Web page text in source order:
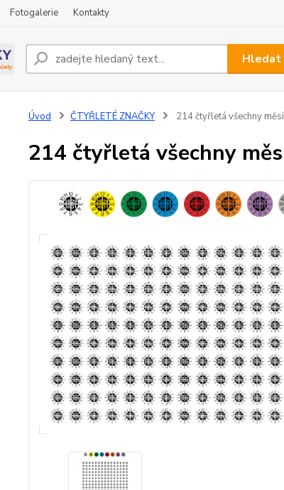
Fotogalerie Kontakty
Hledat
Úvod ČTYŘLETÉ ZNAČKY 214 čtyřletá všechny
214 čtyřletá všechny